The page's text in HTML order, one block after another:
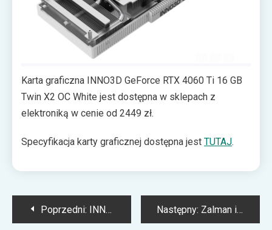
Karta graficzna INNO3D GeForce RTX 4060 Ti 16 GB
Twin X2 OC White jest dostępna w sklepach z
elektroniką w cenie od 2449 zł.
Specyfikacja karty graficznej dostępna jest TUTAJ.
Nawigacja
Poprzedni: INNO3D GeForce RTX 4060 Ti 8 GB iCHILL X3 White — Ada Lovelace w efektownym wydaniu Następny: Zalman i3 NEO — intrygująca obudowa z czterema wentylatorami RGB